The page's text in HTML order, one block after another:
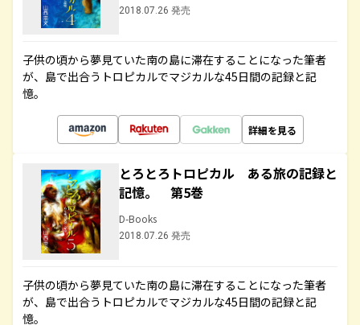
2018.07.26 発売
子供の頃から夢見ていた南の島に滞在することになった筆者
が、島で出合うトロピカルでマジカルな45日間の記録と記
憶。
詳細を見る
とろとろトロピカル ある旅の記録と
記憶。 第5巻
D-Books
2018.07.26 発売
子供の頃から夢見ていた南の島に滞在することになった筆者
が、島で出合うトロピカルでマジカルな45日間の記録と記
憶。